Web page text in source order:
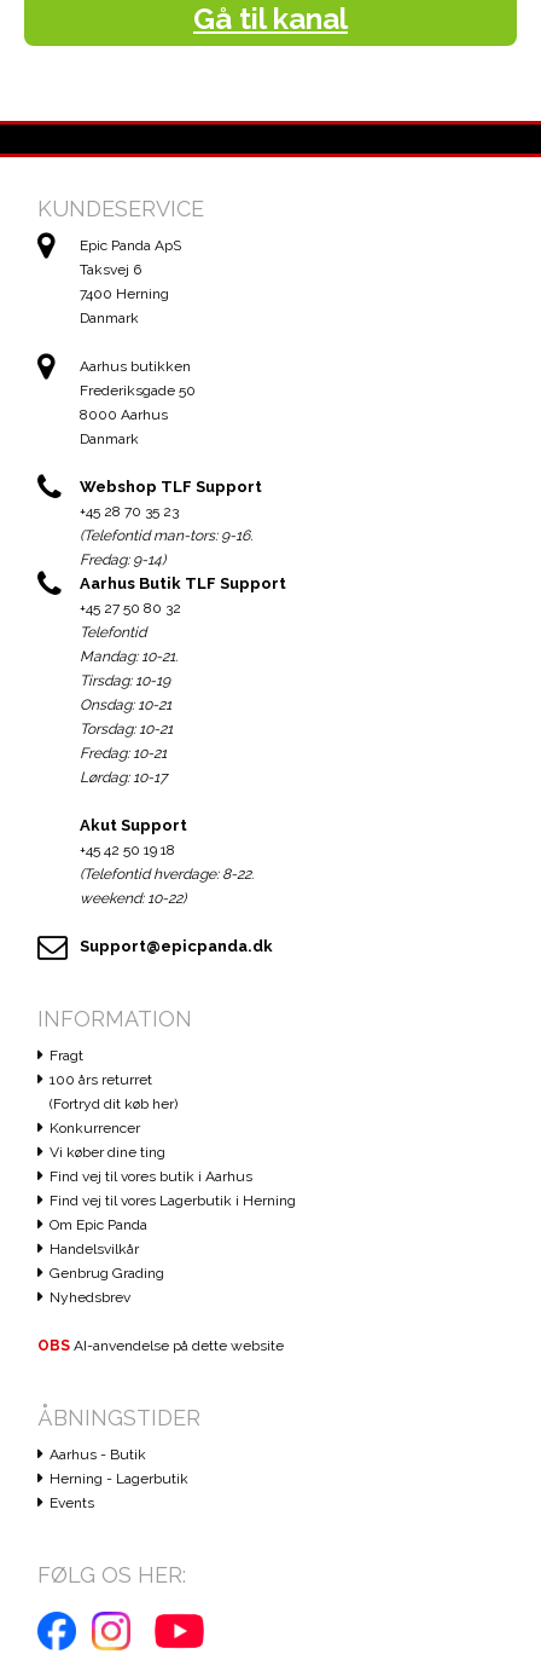
Gå til kanal
KUNDESERVICE
Epic Panda ApS
Taksvej 6
7400 Herning
Danmark
Aarhus butikken
Frederiksgade 50
8000 Aarhus
Danmark
Webshop TLF Support
+45 28 70 35 23
(Telefontid man-tors: 9-16.
Fredag: 9-14)
Aarhus Butik TLF Support
+45 27 50 80 32
Telefontid
Mandag: 10-21.
Tirsdag: 10-19
Onsdag: 10-21
Torsdag: 10-21
Fredag: 10-21
Lørdag: 10-17
Akut Support
+45 42 50 19 18
(Telefontid hverdage: 8-22.
weekend: 10-22)
Support@epicpanda.dk
INFORMATION
Fragt
100 års returret
(Fortryd dit køb her)
Konkurrencer
Vi køber dine ting
Find vej til vores butik i Aarhus
Find vej til vores Lagerbutik i Herning
Om Epic Panda
Handelsvilkår
Genbrug Grading
Nyhedsbrev
OBS AI-anvendelse på dette website
ÅBNINGSTIDER
Aarhus - Butik
Herning - Lagerbutik
Events
FØLG OS HER: